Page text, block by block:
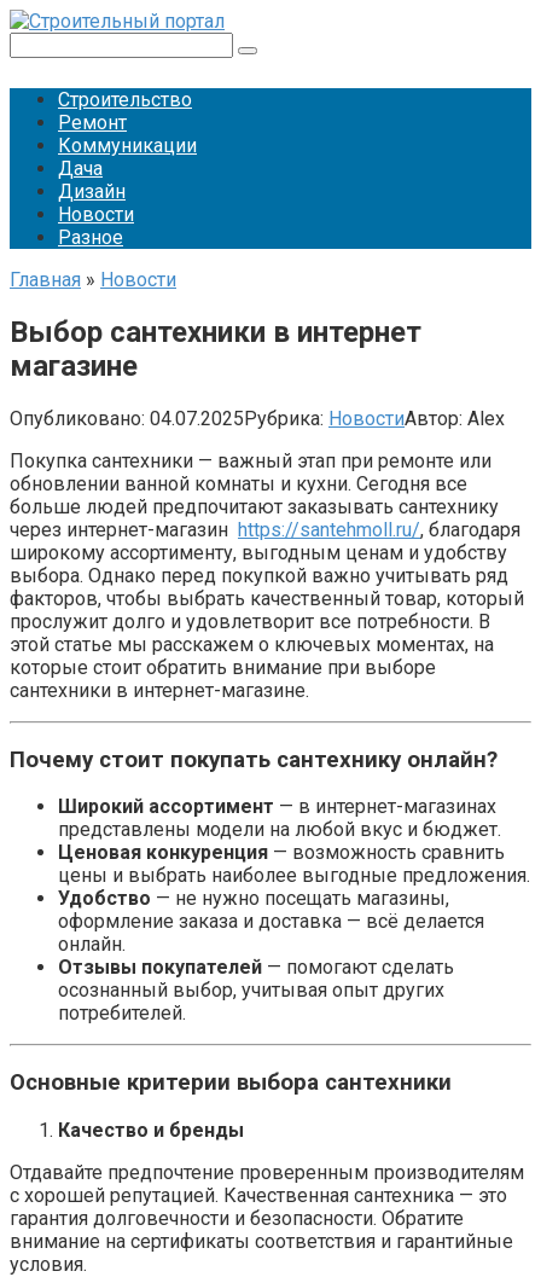
Перейти
контенту
Строительство
Ремонт
Коммуникации
Дача
Дизайн
Новости
Разное
Главная » Новости
Выбор сантехники в интернет
магазине
Опубликовано: 04.07.2025Рубрика: НовостиАвтор: Alex
Покупка сантехники — важный этап при ремонте или
обновлении ванной комнаты и кухни. Сегодня все
больше людей предпочитают заказывать сантехнику
через интернет-магазин https://santehmoll.ru/, благодаря
широкому ассортименту, выгодным ценам и удобству
выбора. Однако перед покупкой важно учитывать ряд
факторов, чтобы выбрать качественный товар, который
прослужит долго и удовлетворит все потребности. В
этой статье мы расскажем о ключевых моментах, на
которые стоит обратить внимание при выборе
сантехники в интернет-магазине.
Почему стоит покупать сантехнику онлайн?
Широкий ассортимент — в интернет-магазинах
представлены модели на любой вкус и бюджет.
Ценовая конкуренция — возможность сравнить
цены и выбрать наиболее выгодные предложения.
Удобство — не нужно посещать магазины,
оформление заказа и доставка — всё делается
онлайн.
Отзывы покупателей — помогают сделать
осознанный выбор, учитывая опыт других
потребителей.
Основные критерии выбора сантехники
Качество и бренды
Отдавайте предпочтение проверенным производителям
с хорошей репутацией. Качественная сантехника — это
гарантия долговечности и безопасности. Обратите
внимание на сертификаты соответствия и гарантийные
условия.